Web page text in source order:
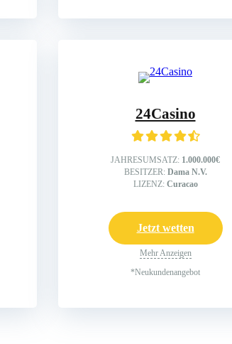
24Casino
JAHRESUMSATZ: 1.000.000€
BESITZER: Dama N.V.
LIZENZ: Curacao
Jetzt wetten
Mehr Anzeigen
*Neukundenangebot